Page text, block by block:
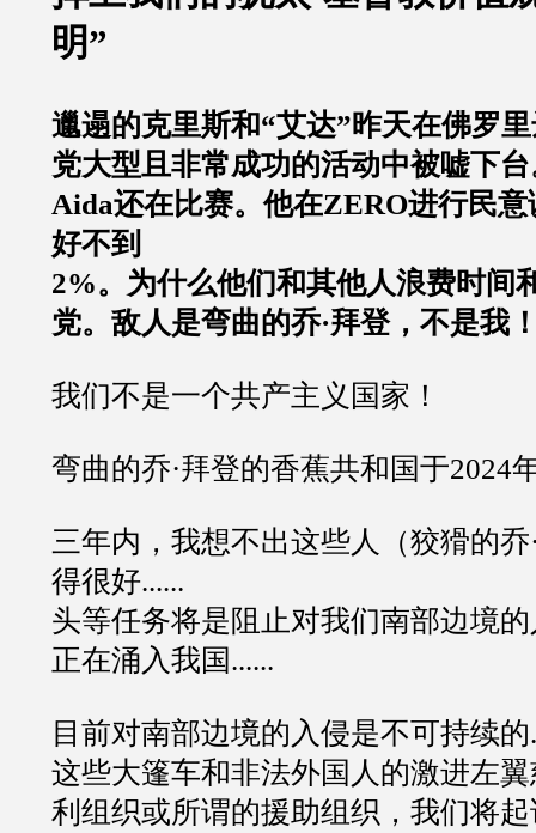
明”
邋遢的克里斯和“艾达”昨天在佛罗
党大型且非常成功的活动中被嘘下
Aida还在比赛。他在ZERO进行民意
好不到
2%。为什么他们和其他人浪费时间
党。敌人是弯曲的乔·拜登，不是我
我们不是一个共产主义国家！
弯曲的乔·拜登的香蕉共和国于2024
三年内，我想不出这些人（狡猾的乔
得很好......
头等任务将是阻止对我们南部边境
正在涌入我国......
目前对南部边境的入侵是不可持续的
这些大篷车和非法外国人的激进左
利组织或所谓的援助组织，我们将